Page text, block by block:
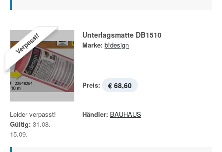
Verpasst! Unterlagsmatte DB1510
Marke: b!design
Preis: € 68,60
Leider verpasst!
Gültig: 31.08. -
15.09.
Händler: BAUHAUS